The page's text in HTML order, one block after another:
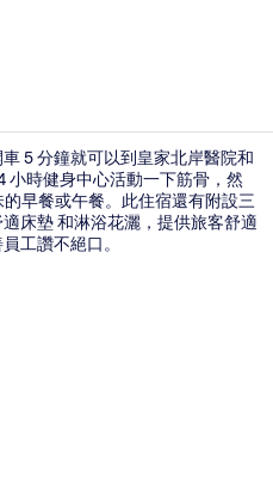
5 分鐘就可以到皇家北岸醫院和
小時健身中心活動一下筋骨，然
早餐或午餐。此住宿還有附設三
床墊 和淋浴花灑，提供旅客舒適
工讚不絕口。